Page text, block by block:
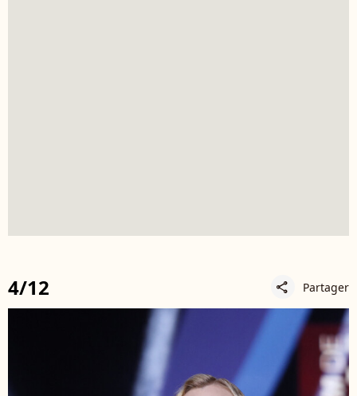
4/12 share Partager